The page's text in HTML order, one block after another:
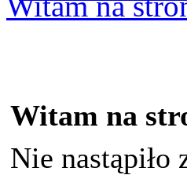
Witam na
Nie nastąpiło